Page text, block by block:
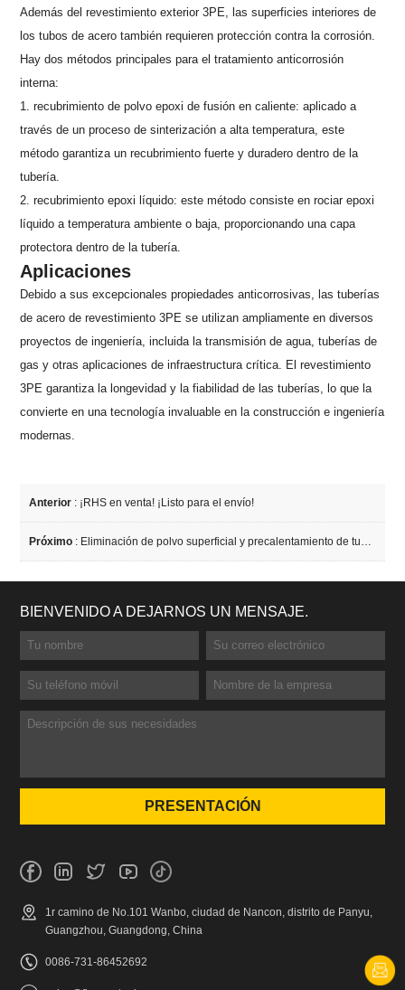
Además del revestimiento exterior 3PE, las superficies interiores de
los tubos de acero también requieren protección contra la corrosión.
Hay dos métodos principales para el tratamiento anticorrosión
interna:
1. recubrimiento de polvo epoxi de fusión en caliente: aplicado a
través de un proceso de sinterización a alta temperatura, este
método garantiza un recubrimiento fuerte y duradero dentro de la
tubería.
2. recubrimiento epoxi líquido: este método consiste en rociar epoxi
líquido a temperatura ambiente o baja, proporcionando una capa
protectora dentro de la tubería.
Aplicaciones
Debido a sus excepcionales propiedades anticorrosivas, las tuberías
de acero de revestimiento 3PE se utilizan ampliamente en diversos
proyectos de ingeniería, incluida la transmisión de agua, tuberías de
gas y otras aplicaciones de infraestructura crítica. El revestimiento
3PE garantiza la longevidad y la fiabilidad de las tuberías, lo que la
convierte en una tecnología invaluable en la construcción e ingeniería
modernas.
Anterior : ¡RHS en venta! ¡Listo para el envío!
Próximo : Eliminación de polvo superficial y precalentamiento de tubos de acero
BIENVENIDO A DEJARNOS UN MENSAJE.
1r camino de No.101 Wanbo, ciudad de Nancon, distrito de Panyu,
Guangzhou, Guangdong, China
0086-731-86452692